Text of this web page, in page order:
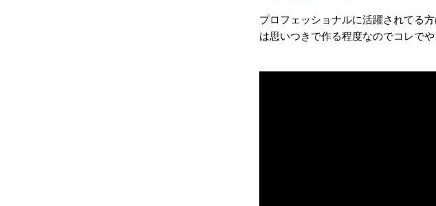
プロフェッショナルに活躍されてる
は思いつきで作る程度なのでコレで